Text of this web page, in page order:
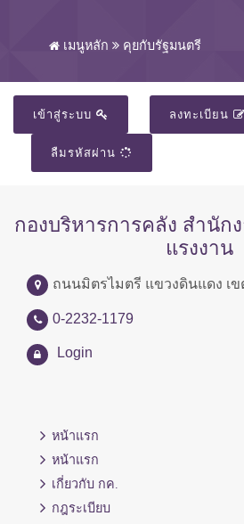
เมนูหลัก คุยกับรัฐมนตรี
เข้าสู่ระบบ ลงทะเบียน
ลืมรหัสผ่าน
กองบริหารการคลัง สำนัก
แรงงาน
ถนนมิตรไมตรี แขวงดินแดง เ
0-2232-1179
Login
หน้าแรก
หน้าแรก
เกี่ยวกับ กค.
กฎระเบียบ